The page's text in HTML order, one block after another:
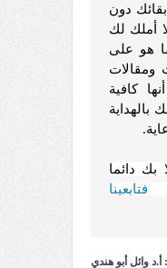
دون
أملك لك
هو على
ومقالات
كافية
بالهداية
بك دائما
فتابعينا
وائل أبو هندي